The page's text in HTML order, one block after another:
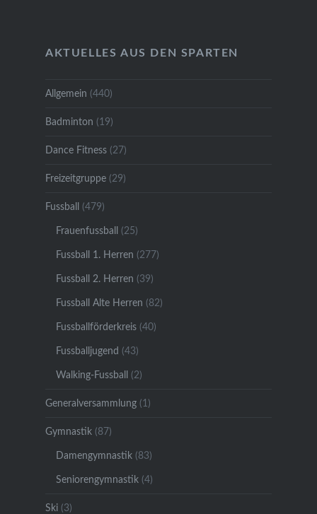
AKTUELLES AUS DEN SPARTEN
Allgemein (440)
Badminton (19)
Dance Fitness(27)
Freizeitgruppe(29)
Fussball (479)
Frauenfussball (25)
Fussball 1. Herren (277)
Fussball 2. Herren (39)
Fussball Alte Herren (82)
Fussballförderkreis(40)
Fussballjugend (43)
Walking-Fussball (2)
Generalversammlung(1)
Gymnastik(87)
Damengymnastik(83)
Seniorengymnastik(4)
Ski(3)